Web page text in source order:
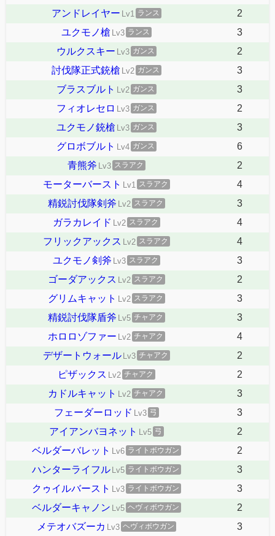
アンドレイヤー Lv1 ランス
2
ユクモノ槍 Lv3 ランス
3
ウルクスキー Lv3 ガンス
2
討伐隊正式銃槍 Lv2 ガンス
3
ブラスブルト Lv2 ガンス
3
フィオレセロ Lv3 ガンス
2
ユクモノ銃槍 Lv3 ガンス
3
グロボブルト Lv4 ガンス
6
青熊斧 Lv3 スラアク
2
モーターバースト Lv1 スラアク
4
精鋭討伐隊剣斧 Lv2 スラアク
3
ガラカレイド Lv2 スラアク
4
フリックアックス Lv2 スラアク
4
ユクモノ剣斧 Lv3 スラアク
3
ゴーダアックス Lv2 スラアク
2
グリムキャット Lv2 スラアク
3
精鋭討伐隊盾斧 Lv5 チャアク
3
ホロロゾファー Lv2 チャアク
4
デザートウォール Lv3 チャアク
2
ピザックス Lv2 チャアク
2
カドルキャット Lv2 チャアク
3
フェーダーロッド Lv3 弓
3
アイアンバヨネット Lv5 弓
2
ベルダーバレット Lv6 ライトボウガン
2
ハンターライフル Lv5 ライトボウガン
3
クゥイルバースト Lv3 ライトボウガン
3
ベルダーキャノン Lv5 ヘヴィボウガン
2
メテオバズーカ Lv3 ヘヴィボウガン
3